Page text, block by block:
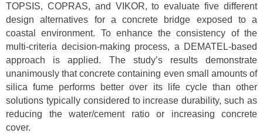
TOPSIS, COPRAS, and VIKOR, to evaluate five different
design alternatives for a concrete bridge exposed to a
coastal environment. To enhance the consistency of the
multi-criteria decision-making process, a DEMATEL-based
approach is applied. The study’s results demonstrate
unanimously that concrete containing even small amounts of
silica fume performs better over its life cycle than other
solutions typically considered to increase durability, such as
reducing the water/cement ratio or increasing concrete
cover.